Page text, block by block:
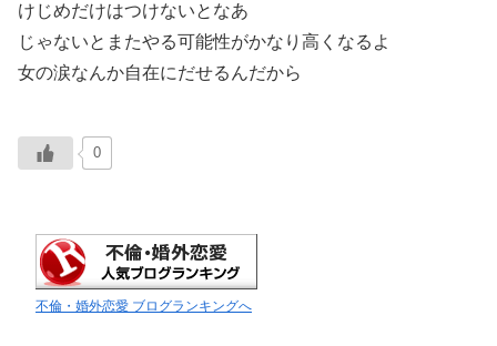
けじめだけはつけないとなあ
じゃないとまたやる可能性がかなり高くなるよ
女の涙なんか自在にだせるんだから
0
不倫・婚外恋愛 ブログランキングへ